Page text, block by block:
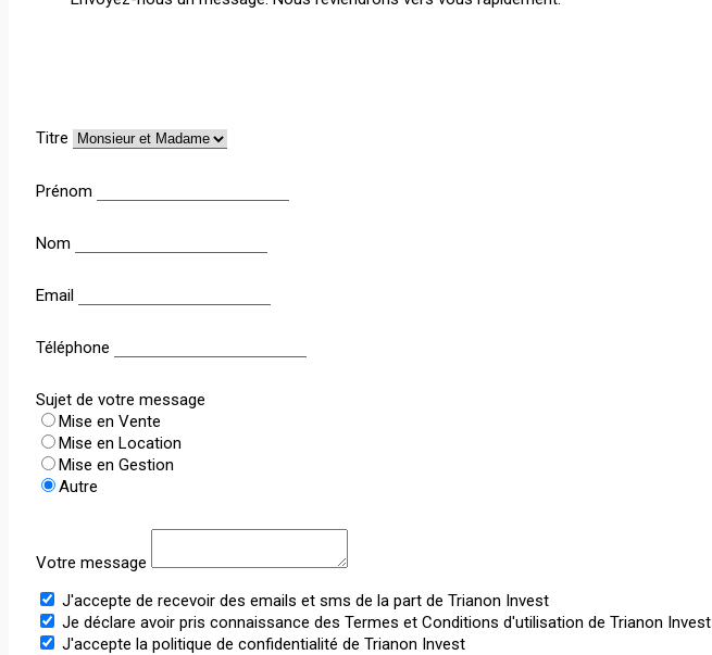
Titre
Prénom
Nom
Email
Téléphone
Sujet de votre message
Mise en Vente
Mise en Location
Mise en Gestion
Autre
Votre message
J'accepte de recevoir des emails et sms de la part de Trianon Invest
Je déclare avoir pris connaissance des Termes et Conditions d'utilisation de Trianon Invest
J'accepte la politique de confidentialité de Trianon Invest